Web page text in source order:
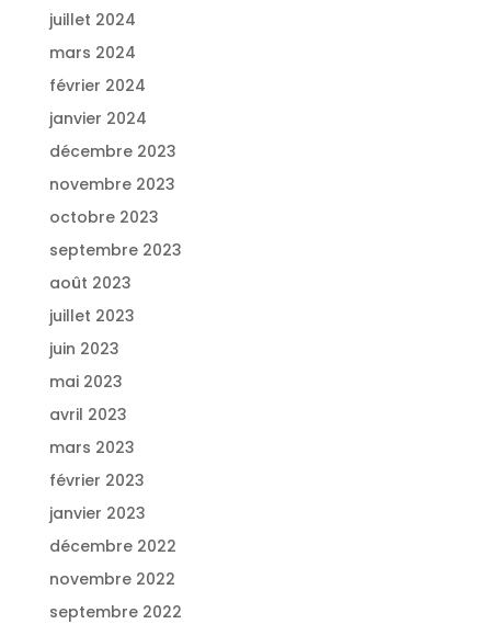
juillet 2024
mars 2024
février 2024
janvier 2024
décembre 2023
novembre 2023
octobre 2023
septembre 2023
août 2023
juillet 2023
juin 2023
mai 2023
avril 2023
mars 2023
février 2023
janvier 2023
décembre 2022
novembre 2022
septembre 2022